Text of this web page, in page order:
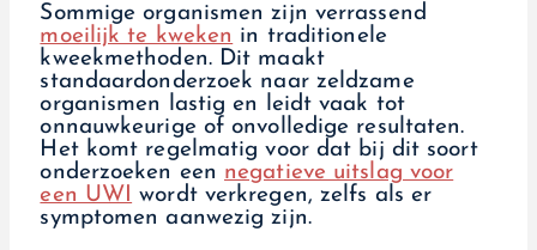
Sommige organismen zijn verrassend
moeilijk te kweken in traditionele
kweekmethoden. Dit maakt
standaardonderzoek naar zeldzame
organismen lastig en leidt vaak tot
onnauwkeurige of onvolledige resultaten.
Het komt regelmatig voor dat bij dit soort
onderzoeken een negatieve uitslag voor
een UWI wordt verkregen, zelfs als er
symptomen aanwezig zijn.